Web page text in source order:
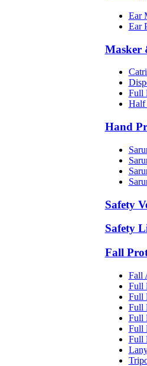
Ear
Ear
Masker
Full
Half
Hand
Safety
Safety
Fall
Fall
Full
Full
Full
Full
Full
Full